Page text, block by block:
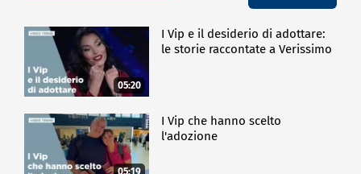
05:20
I Vip e il desiderio di adottare:
le storie raccontate a Verissimo
05:19
I Vip che hanno scelto
l'adozione